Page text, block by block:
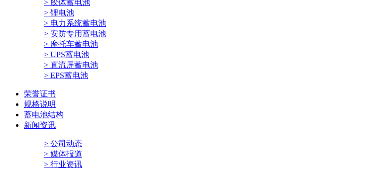
> 胶体蓄电池
> 锂电池
> 电力系统蓄电池
> 安防专用蓄电池
> 摩托车蓄电池
> UPS蓄电池
> 直流屏蓄电池
> EPS蓄电池
荣誉证书
规格说明
蓄电池结构
新闻资讯
> 公司动态
> 媒体报道
> 行业资讯